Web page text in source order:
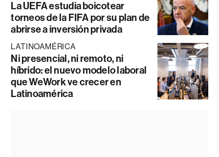
La UEFA estudia boicotear
torneos de la FIFA por su plan de
abrirse a inversión privada
LATINOAMÉRICA
Ni presencial, ni remoto, ni
híbrido: el nuevo modelo laboral
que WeWork ve crecer en
Latinoamérica